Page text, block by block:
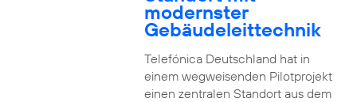
modernster
Gebäudeleittechnik
Telefónica Deutschland hat in
einem wegweisenden Pilotprojekt
einen zentralen Standort aus dem